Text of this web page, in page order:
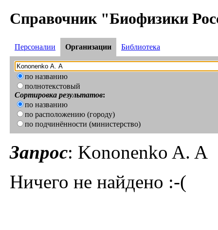
Справочник "Биофизики
Персоналии Организации Библиотека
по названию
полнотекстовый
Сортировка результатов:
по названию
по расположению (городу)
по подчинённости (министерство)
Запрос: Kononenko A. A
Ничего не найдено :-(